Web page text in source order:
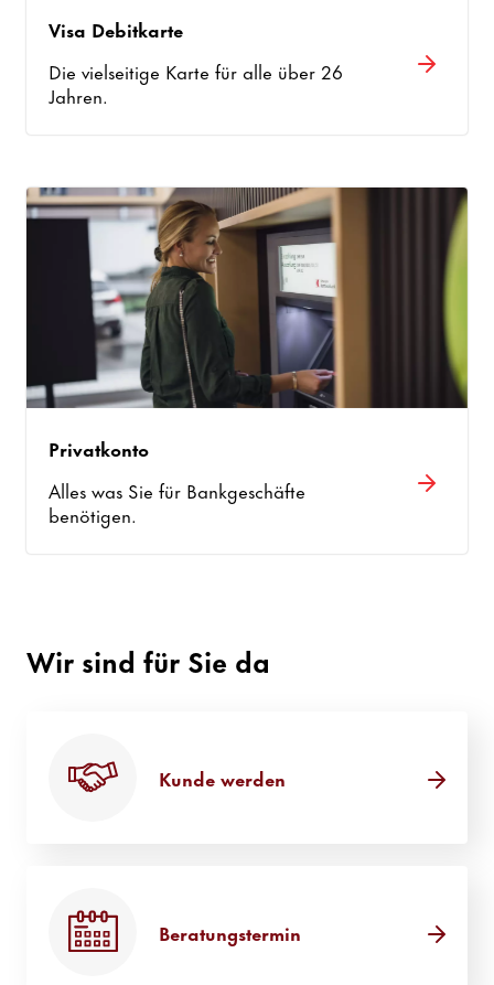
Visa Debitkarte
Die vielseitige Karte für alle über 26
Jahren.
Privatkonto
Alles was Sie für Bankgeschäfte
benötigen.
Wir sind für Sie da
Kunde werden
Beratungstermin